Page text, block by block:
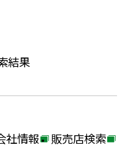
結果
社情報
外
販売店検索